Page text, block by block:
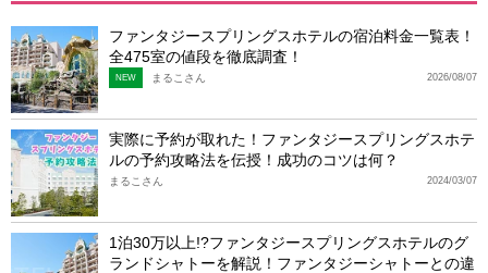
ファンタジースプリングスホテルの宿泊料金一覧表！
全475室の値段を徹底調査！
2026/08/07
NEW まるこさん
実際に予約が取れた！ファンタジースプリングスホテ
ルの予約攻略法を伝授！成功のコツは何？
2024/03/07
まるこさん
1泊30万以上!?ファンタジースプリングスホテルのグ
ランドシャトーを解説！ファンタジーシャトーとの違